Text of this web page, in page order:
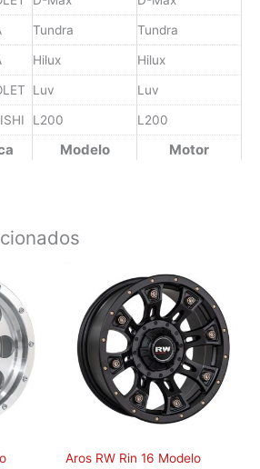
Modelo Motor
Tundra Tundra
Hilux Hilux
Luv Luv
L200 L200
Aros RW Rin 16 Modelo